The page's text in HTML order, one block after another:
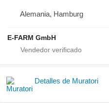
Alemania, Hamburg
E-FARM GmbH
Detalles de Muratori